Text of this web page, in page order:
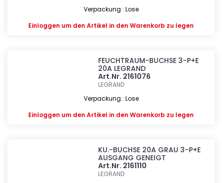
Verpackung : Lose
Einloggen um den Artikel in den Warenkorb zu legen
FEUCHTRAUM-BUCHSE 3-P+E
20A LEGRAND
Art.Nr. 2161076
LEGRAND
Verpackung : Lose
Einloggen um den Artikel in den Warenkorb zu legen
KU.-BUCHSE 20A GRAU 3-P+E
AUSGANG GENEIGT
Art.Nr. 2161110
LEGRAND